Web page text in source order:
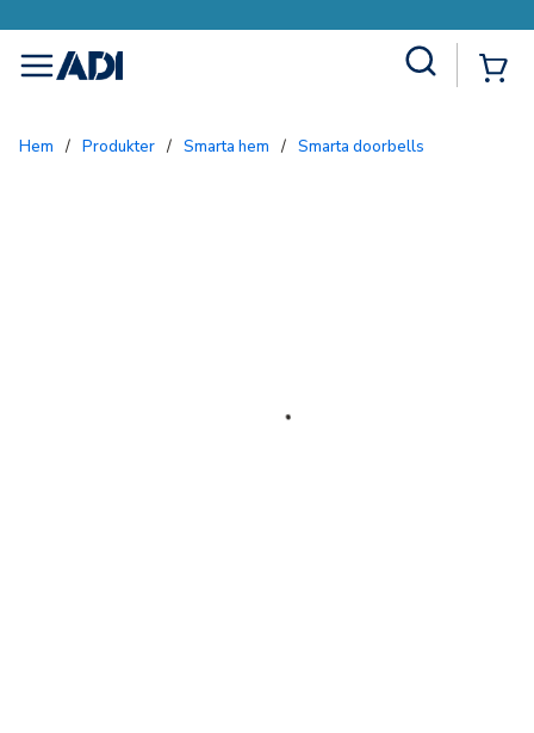
menu
Hem / Produkter / Smarta hem / Smarta doorbells